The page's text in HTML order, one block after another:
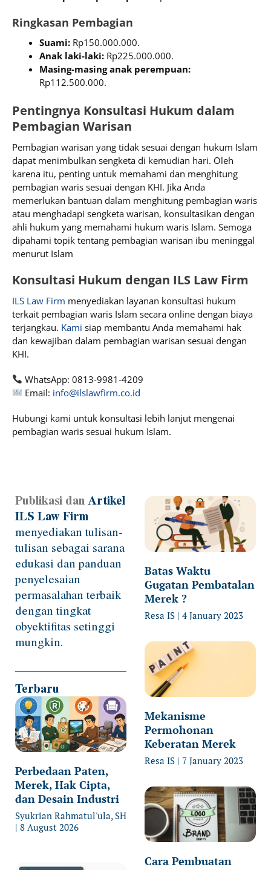
Ringkasan Pembagian
Suami: Rp150.000.000.
Anak laki-laki: Rp225.000.000.
Masing-masing anak perempuan:
Rp112.500.000.
Pentingnya Konsultasi Hukum dalam
Pembagian Warisan
Pembagian warisan yang tidak sesuai dengan hukum Islam
dapat menimbulkan sengketa di kemudian hari. Oleh
karena itu, penting untuk memahami dan menghitung
pembagian waris sesuai dengan KHI. Jika Anda
memerlukan bantuan dalam menghitung pembagian waris
atau menghadapi sengketa warisan, konsultasikan dengan
ahli hukum yang memahami hukum waris Islam. Semoga
dipahami topik tentang pembagian warisan ibu meninggal
menurut Islam
Konsultasi Hukum dengan ILS Law Firm
ILS Law Firm menyediakan layanan konsultasi hukum
terkait pembagian waris Islam secara online dengan biaya
terjangkau. Kami siap membantu Anda memahami hak
dan kewajiban dalam pembagian warisan sesuai dengan
KHI.
WhatsApp: 0813-9981-4209
Email: info@ilslawfirm.co.id
Hubungi kami untuk konsultasi lebih lanjut mengenai
pembagian waris sesuai hukum Islam.
Publikasi danArtikel
ILS Law Firm
menyediakan tulisan-
tulisan sebagai sarana
edukasi dan panduan
penyelesaian
permasalahan terbaik
dengan tingkat
obyektifitas setinggi
mungkin.
Terbaru
Perbedaan Paten,
Merek, Hak Cipta,
dan Desain Industri
Syukrian Rahmatul'ula, SH
8 August 2026
Batas Waktu
Gugatan Pembatalan
Merek ?
Resa IS 4 January 2023
Mekanisme
Permohonan
Keberatan Merek
Resa IS 7 January 2023
Cara Pembuatan
PagePagePage Page